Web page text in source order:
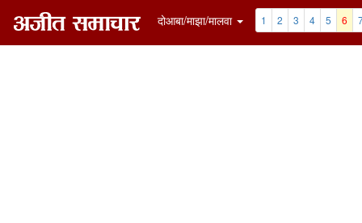
दोआबा/माझा/मालवा 1 2 3 4 5 6